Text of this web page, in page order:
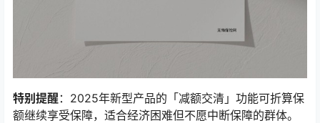
特别提醒：2025年新型产品的「减额交清」功能可折算保
额继续享受保障，适合经济困难但不愿中断保障的群体。